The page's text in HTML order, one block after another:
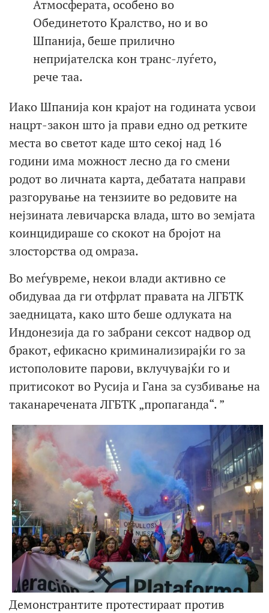
Атмосферата, особено во
Обединетото Кралство, но и во
Шпанија, беше прилично
непријателска кон транс-луѓето,
рече таа.
Иако Шпанија кон крајот на годината усвои
нацрт-закон што ја прави едно од ретките
места во светот каде што секој над 16
години има можност лесно да го смени
родот во личната карта, дебатата направи
разгорување на тензиите во редовите на
нејзината левичарска влада, што во земјата
коинцидираше со скокот на бројот на
злосторства од омраза.
Во меѓувреме, некои влади активно се
обидуваа да ги отфрлат правата на ЛГБТК
заедницата, како што беше одлуката на
Индонезија да го забрани сексот надвор од
бракот, ефикасно криминализирајќи го за
истополовите парови, вклучувајќи го и
притисокот во Русија и Гана за сузбивање на
таканаречената ЛГБТК „пропаганда“. ”
Демонстрантите протестираат против